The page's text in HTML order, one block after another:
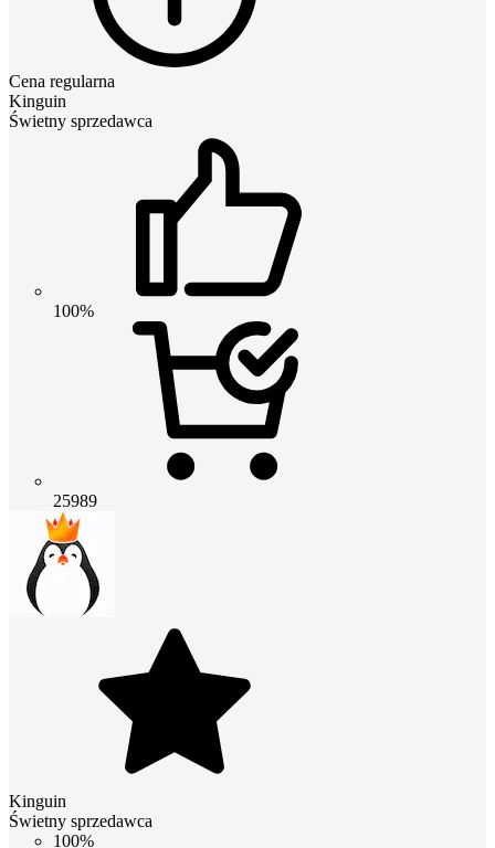
Cena regularna
Kinguin
Świetny sprzedawca
100%
25989
Kinguin
Świetny sprzedawca
100%